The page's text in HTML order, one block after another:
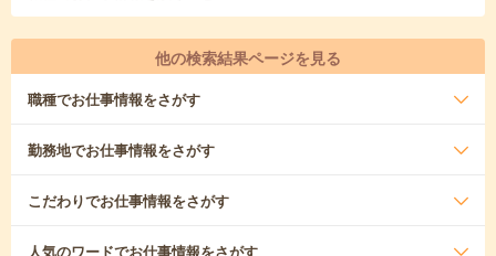
他の検索結果ページを見る
職種でお仕事情報をさがす
勤務地でお仕事情報をさがす
こだわりでお仕事情報をさがす
人気のワードでお仕事情報をさがす